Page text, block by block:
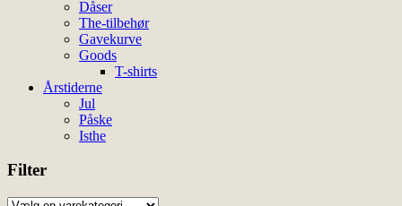
Dåser
The-tilbehør
Gavekurve
Goods
T-shirts
Årstiderne
Jul
Påske
Isthe
Filter